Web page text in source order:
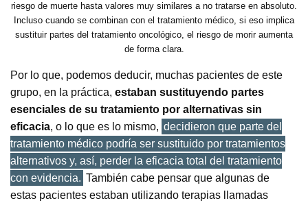
riesgo de muerte hasta valores muy similares a no tratarse en absoluto.
Incluso cuando se combinan con el tratamiento médico, si eso implica
sustituir partes del tratamiento oncológico, el riesgo de morir aumenta
de forma clara.
Por lo que, podemos deducir, muchas pacientes de este
grupo, en la práctica, estaban sustituyendo partes
esenciales de su tratamiento por alternativas sin
eficacia, o lo que es lo mismo, decidieron que parte del
tratamiento médico podría ser sustituido por tratamientos
alternativos y, así, perder la eficacia total del tratamiento
con evidencia. También cabe pensar que algunas de
estas pacientes estaban utilizando terapias llamadas